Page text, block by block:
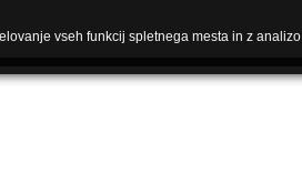
vseh funkcij spletnega mesta in z